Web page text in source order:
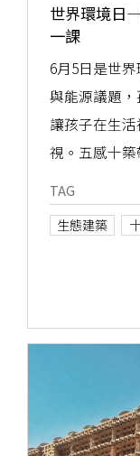
世界環境日
一課
6月5日是世
與能源議題，
讓孩子在生
視。五感十
TAG
生態建築